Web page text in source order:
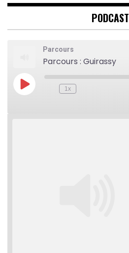
PODCAST
Parcours
Parcours : Guirassy
Play
Episode
Rewind
1x